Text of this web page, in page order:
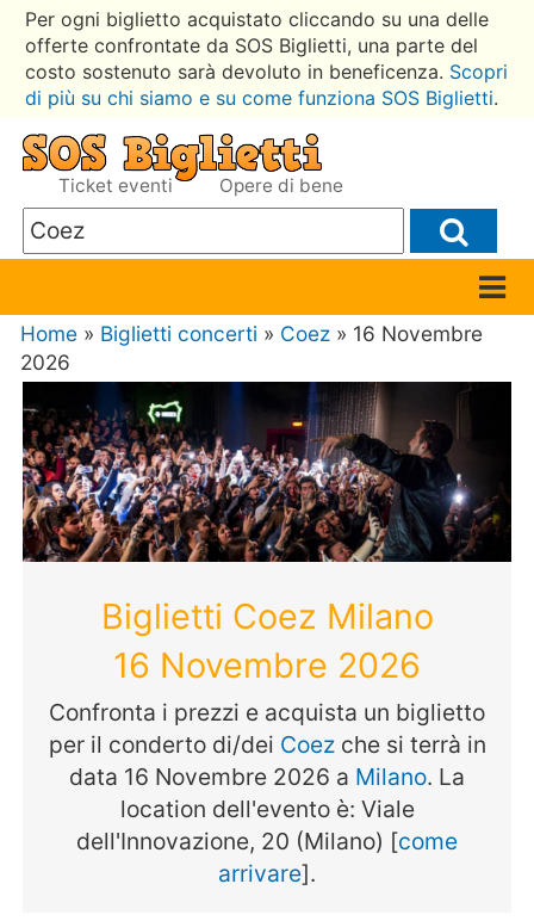
Per ogni biglietto acquistato cliccando su una delle
offerte confrontate da SOS Biglietti, una parte del
costo sostenuto sarà devoluto in beneficenza. Scopri
di più su chi siamo e su come funziona SOS Biglietti.
Ticket eventi Opere di bene
Home » Biglietti concerti » Coez » 16 Novembre
2026
Biglietti Coez Milano
16 Novembre 2026
Confronta i prezzi e acquista un biglietto
per il conderto di/dei Coezche si terrà in
data 16 Novembre 2026 a Milano. La
location dell'evento è: Viale
dell'Innovazione, 20 (Milano) [come
arrivare].